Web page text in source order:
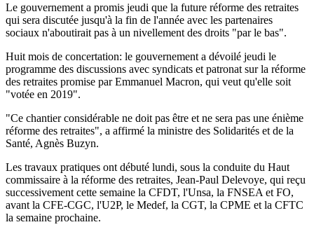
Le gouvernement a promis jeudi que la future réforme des retraites
qui sera discutée jusqu'à la fin de l'année avec les partenaires
sociaux n'aboutirait pas à un nivellement des droits "par le bas".
Huit mois de concertation: le gouvernement a dévoilé jeudi le
programme des discussions avec syndicats et patronat sur la réforme
des retraites promise par Emmanuel Macron, qui veut qu'elle soit
"votée en 2019".
"Ce chantier considérable ne doit pas être et ne sera pas une énième
réforme des retraites", a affirmé la ministre des Solidarités et de la
Santé, Agnès Buzyn.
Les travaux pratiques ont débuté lundi, sous la conduite du Haut
commissaire à la réforme des retraites, Jean-Paul Delevoye, qui reçu
successivement cette semaine la CFDT, l'Unsa, la FNSEA et FO,
avant la CFE-CGC, l'U2P, le Medef, la CGT, la CPME et la CFTC
la semaine prochaine.